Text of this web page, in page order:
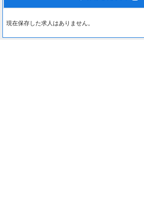
現在保存した求人はありません。